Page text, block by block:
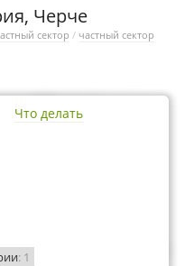
Черче
сектор / частный сектор
Что делать
: 1